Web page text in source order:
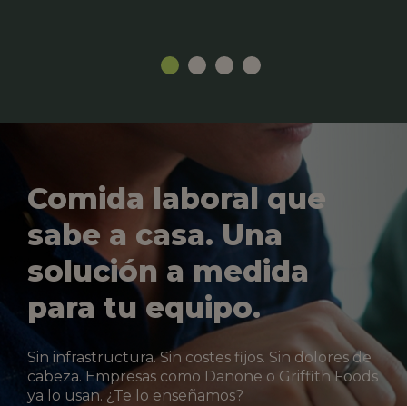
Comida laboral que
sabe a casa. Una
solución a medida
para tu equipo.
Sin infrastructura. Sin costes fijos. Sin dolores de
cabeza. Empresas como Danone o Griffith Foods
ya lo usan. ¿Te lo enseñamos?